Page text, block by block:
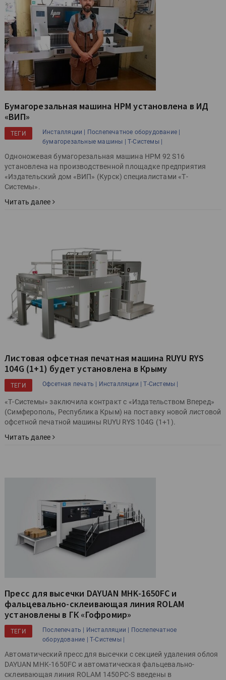
Бумагорезальная машина HPM установлена в ИД
«ВИП»
ТЕГИ Инсталляции |
Послепечатное оборудование |
бумагорезальные машины |
Т-Системы |
Одноножевая бумагорезальная машина HPM 92 S16
установлена на производственной площадке предприятия
«Издательский дом «ВИП» (Курск) специалистами «Т-
Системы».
Читать далее
Листовая офсетная печатная машина RUYU RYS
104G (1+1) будет установлена в Крыму
ТЕГИ Офсетная печать | Инсталляции | Т-Системы |
«Т-Системы» заключила контракт с «Издательством Вперед»
(Симферополь, Республика Крым) на поставку новой листовой
офсетной печатной машины RUYU RYS 104G (1+1).
Читать далее
Пресс для высечки DAYUAN MHK-1650FC и
фальцевально-склеивающая линия ROLAM
установлены в ГК «Гофромир»
ТЕГИ Послепечать | Инсталляции |
Послепечатное
оборудование |
Т-Системы |
Автоматический пресс для высечки с секцией удаления облоя
DAYUAN MHK-1650FC и автоматическая фальцевально-
склеивающая линия ROLAM 1450PC-S введены в